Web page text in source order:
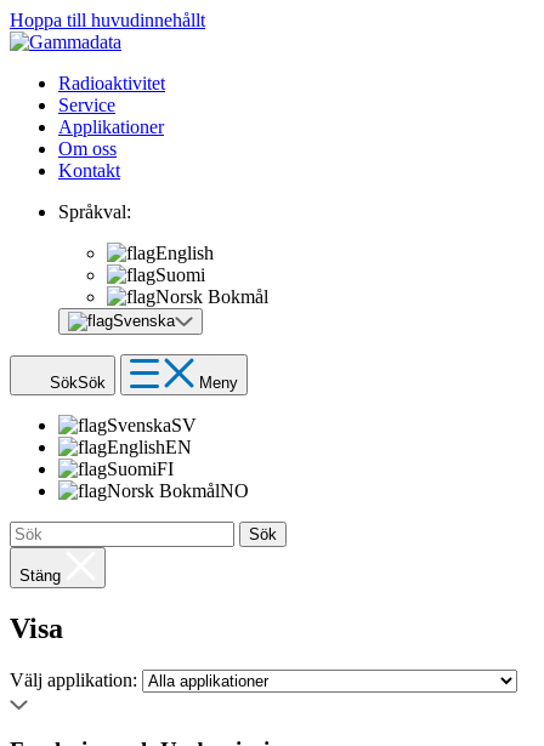
Hoppa till huvudinnehållt
Radioaktivitet
Service
Applikationer
Om oss
Kontakt
Språkval:
English
Suomi
Norsk Bokmål
Svenska
SökSök Meny
SvenskaSV
EnglishEN
SuomiFI
Norsk BokmålNO
Sök
Stäng
Visa
Välj applikation: